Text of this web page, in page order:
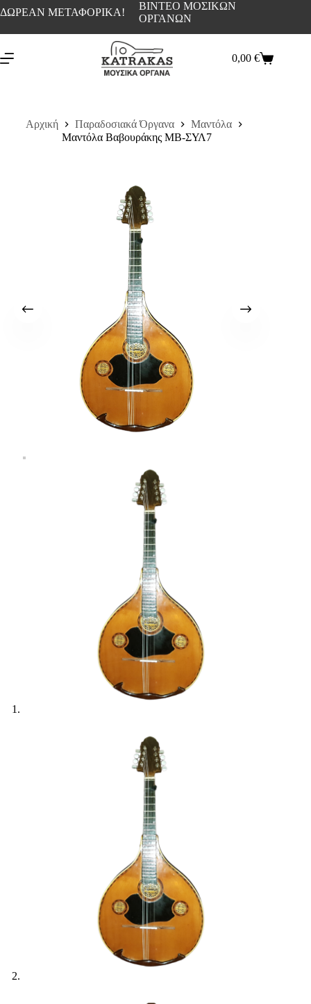
ΔΩΡΕΑΝ ΜΕΤΑΦΟΡΙΚΑ!
ΒΙΝΤΕΟ ΜΟΣΙΚΩΝ
ΟΡΓΑΝΩΝ
0,00€
Αρχική Παραδοσιακά Όργανα
Μαντόλα
Μαντόλα Βαβουράκης ΜΒ-ΣΥΛ7